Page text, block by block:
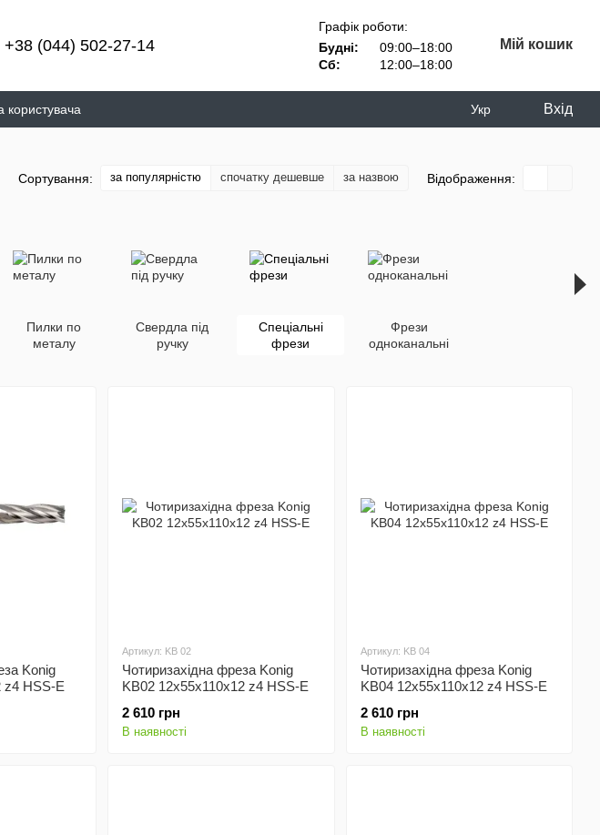
+38 (044) 502-27-14
Графік роботи:
Будні:
09:00–18:00
Сб:
12:00–18:00
Мій кошик
користувача Укр Вхід
Сортування: за популярністю спочатку дешевше за назвою Відображення:
Пилки по
металу
Свердла під
ручку
Спеціальні
фрези
Фрези
одноканальні
Konig
z4 HSS-E
Артикул: KB 02
Чотиризахідна фреза Konig
KB02 12x55x110x12 z4 HSS-E
2 610 грн
В наявності
Артикул: KB 04
Чотиризахідна фреза Konig
KB04 12x55x110x12 z4 HSS-E
2 610 грн
В наявності